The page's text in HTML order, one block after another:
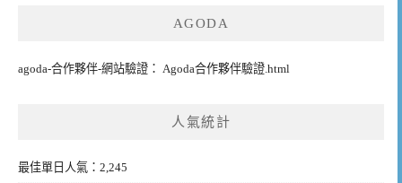
AGODA
agoda-合作夥伴-網站驗證： Agoda合作夥伴驗證.html
人氣統計
最佳單日人氣：2,245